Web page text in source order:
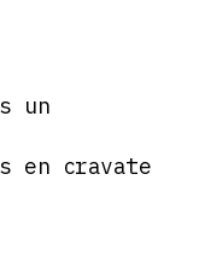
un
en cravate